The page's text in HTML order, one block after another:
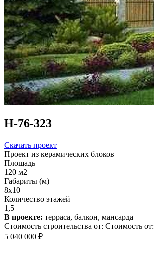
Н-76-323
Скачать проект
Проект из керамических блоков
Площадь
120 м2
Габариты (м)
8x10
Количество этажей
1,5
В проекте: терраса, балкон, мансарда
Стоимость строительства от: Стоимость от:
5 040 000 ₽